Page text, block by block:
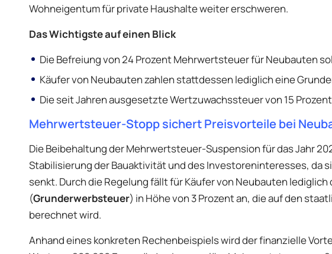
Wohneigentum für private Haushalte weiter erschweren.
Das Wichtigste auf einen Blick
Die Befreiung von 24 Prozent Mehrwertsteuer für Neubauten
Käufer von Neubauten zahlen stattdessen lediglich eine
Die seit Jahren ausgesetzte Wertzuwachssteuer von 15
Mehrwertsteuer-Stopp sichert Preisvorteile bei
Die Beibehaltung der Mehrwertsteuer-Suspension für das Jahr
Stabilisierung der Bauaktivität und des Investoreninteresses, da
senkt. Durch die Regelung fällt für Käufer von Neubauten
(Grunderwerbsteuer) in Höhe von 3 Prozent an, die auf den
berechnet wird.
Anhand eines konkreten Rechenbeispiels wird der finanzielle